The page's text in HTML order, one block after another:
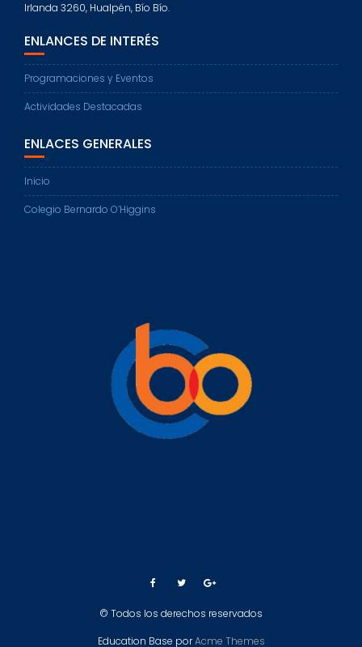
Irlanda 3260, Hualpén, Bío Bío.
ENLANCES DE INTERÉS
Programaciones y Eventos
Actividades Destacadas
ENLACES GENERALES
Inicio
Colegio Bernardo O’Higgins
© Todos los derechos reservados
Education Base porAcme Themes